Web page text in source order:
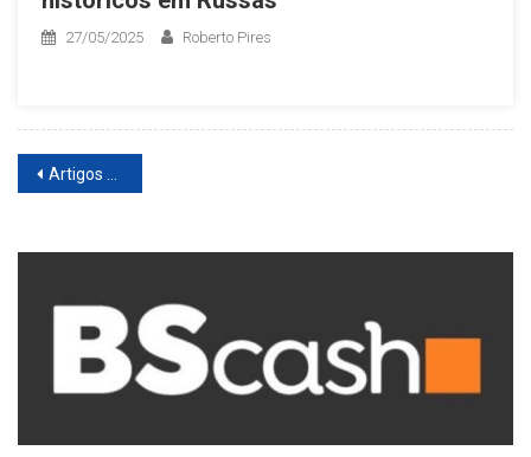
27/05/2025 Roberto Pires
Navegação
Artigos mais antigos